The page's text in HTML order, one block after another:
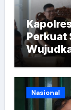
Perkuat
Nasional